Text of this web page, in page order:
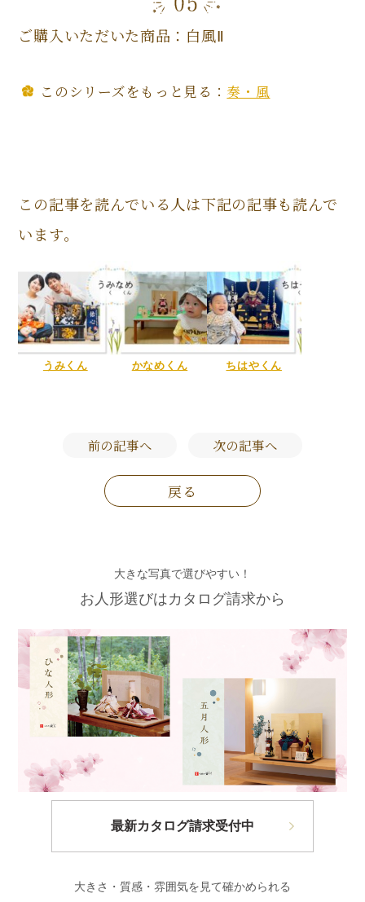
ご購入いただいた商品：白風Ⅱ
このシリーズをもっと見る： 奏・風
この記事を読んでいる人は下記の記事も読んで
います。
うみくん かなめくん ちはやくん
前の記事へ 次の記事へ
戻る
大きな写真で選びやすい！
お人形選びはカタログ請求から
最新カタログ請求受付中
大きさ・質感・雰囲気を見て確かめられる